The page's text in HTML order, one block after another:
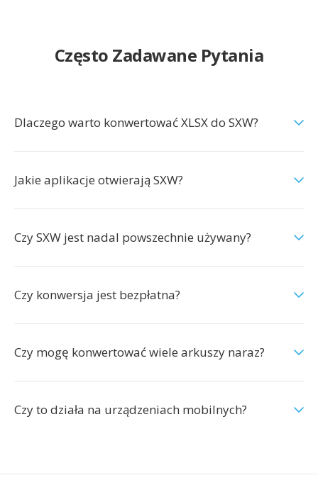
Często Zadawane Pytania
Dlaczego warto konwertować XLSX do SXW?
Jakie aplikacje otwierają SXW?
Czy SXW jest nadal powszechnie używany?
Czy konwersja jest bezpłatna?
Czy mogę konwertować wiele arkuszy naraz?
Czy to działa na urządzeniach mobilnych?